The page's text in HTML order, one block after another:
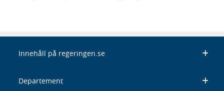
Innehåll på regeringen.se
Departement